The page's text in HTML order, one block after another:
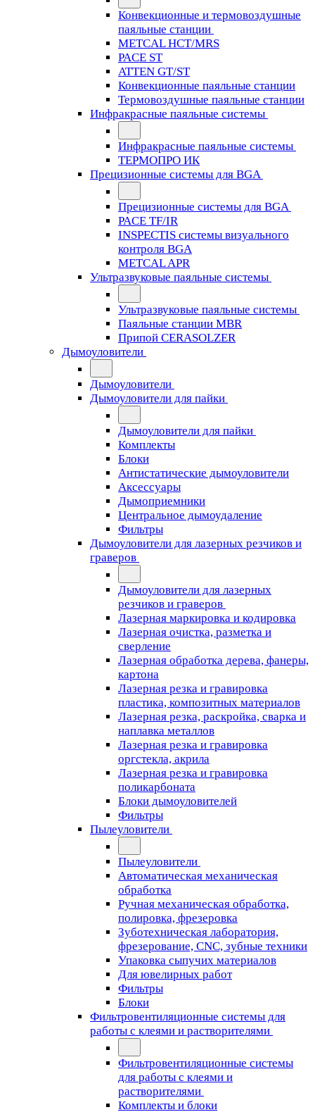
Конвекционные и термовоздушные
паяльные станции
METCAL HCT/MRS
PACE ST
ATTEN GT/ST
Конвекционные паяльные станции
Термовоздушные паяльные станции
Инфракрасные паяльные системы
Инфракрасные паяльные системы
ТЕРМОПРО ИК
Прецизионные системы для BGA
Прецизионные системы для BGA
PACE TF/IR
INSPECTIS системы визуального
контроля BGA
METCAL APR
Ультразвуковые паяльные системы
Ультразвуковые паяльные системы
Паяльные станции MBR
Припой CERASOLZER
Дымоуловители
Дымоуловители
Дымоуловители для пайки
Дымоуловители для пайки
Комплекты
Блоки
Антистатические дымоуловители
Аксессуары
Дымоприемники
Центральное дымоудаление
Фильтры
Дымоуловители для лазерных резчиков и
граверов
Дымоуловители для лазерных
резчиков и граверов
Лазерная маркировка и кодировка
Лазерная очистка, разметка и
сверление
Лазерная обработка дерева, фанеры,
картона
Лазерная резка и гравировка
пластика, композитных материалов
Лазерная резка, раскройка, сварка и
наплавка металлов
Лазерная резка и гравировка
оргстекла, акрила
Лазерная резка и гравировка
поликарбоната
Блоки дымоуловителей
Фильтры
Пылеуловители
Пылеуловители
Автоматическая механическая
обработка
Ручная механическая обработка,
полировка, фрезеровка
Зуботехническая лаборатория,
фрезерование, CNC, зубные техники
Упаковка сыпучих материалов
Для ювелирных работ
Фильтры
Блоки
Фильтровентиляционные системы для
работы с клеями и растворителями
Фильтровентиляционные системы
для работы с клеями и
растворителями
Комплекты и блоки